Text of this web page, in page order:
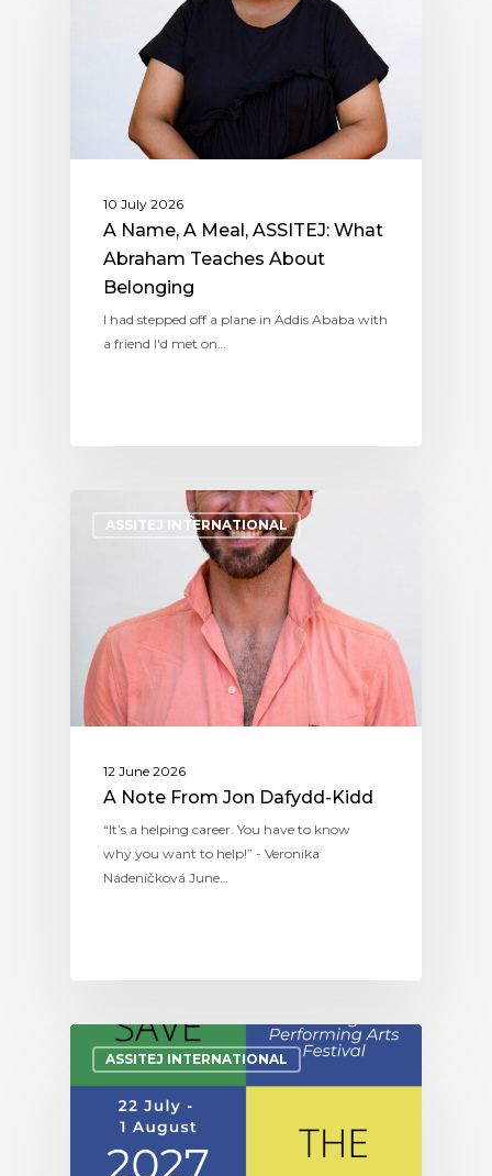
10 July 2026
A Name, A Meal, ASSITEJ: What
Abraham Teaches About
Belonging
I had stepped off a plane in Addis Ababa with
a friend I'd met on…
ASSITEJ INTERNATIONAL
12 June 2026
A Note From Jon Dafydd-Kidd
“It’s a helping career. You have to know
why you want to help!” - Veronika
Nádeníčková June…
ASSITEJ INTERNATIONAL